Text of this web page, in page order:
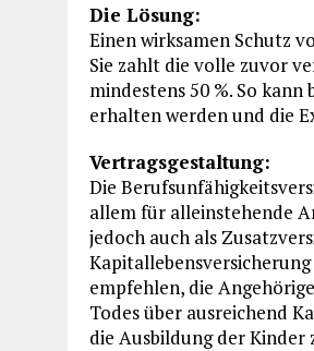
Die Lösung:
Einen wirksamen Schutz
Sie zahlt die volle zuvor
mindestens 50 %. So
erhalten werden und die
Vertragsgestaltung:
Die
allem für alleinstehende
jedoch auch als
empfehlen, die
Todes über ausreichend
die Ausbildung der Kinder